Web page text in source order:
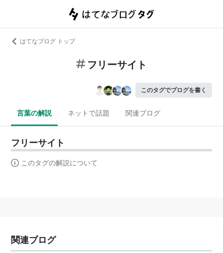
はてなブログ トップ
フリーサイト
このタグでブログを書く
言葉の解説 ネットで話題 関連ブログ
フリーサイト
このタグの解説について
関連ブログ